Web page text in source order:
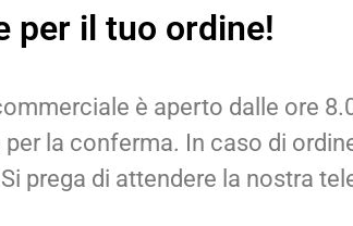
per il tuo ordine!
è aperto dalle ore
la conferma. In caso di
prega di attendere la nostra